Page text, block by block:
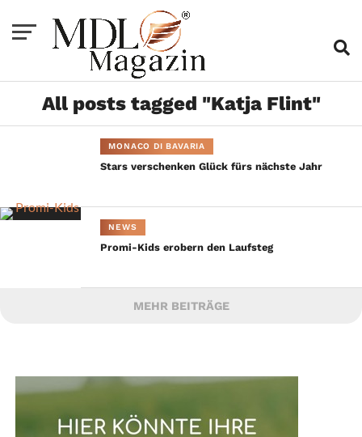
All posts tagged "Katja Flint"
MONACO DI BAVARIA
Stars verschenken Glück fürs nächste Jahr
NEWS
Promi-Kids erobern den Laufsteg
MEHR BEITRÄGE